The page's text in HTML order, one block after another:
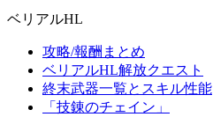
ベリアルHL
攻略/報酬まとめ
ベリアルHL解放クエスト
終末武器一覧とスキル性能
「技錬のチェイン」